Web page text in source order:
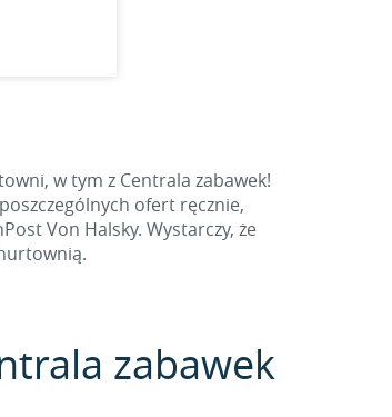
w tym z Centrala zabawek!
ofert ręcznie,
Von Halsky. Wystarczy, że
zabawek